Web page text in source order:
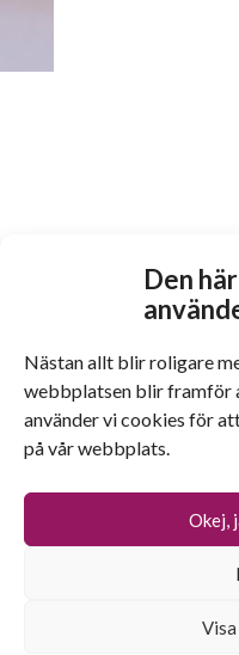
Den
Nästan allt blir roligare
webbplatsen blir framför
använder vi cookies för
på vår webbplats.
Okej,